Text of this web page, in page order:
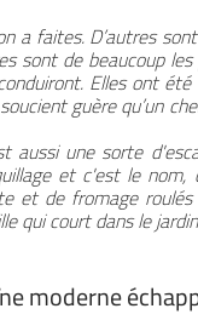
a faites. D’autres
sont de beaucoup les
Elles ont
guère qu’un
aussi une sorte
et c'est le nom,
et de fromage
qui court dans le
moderne